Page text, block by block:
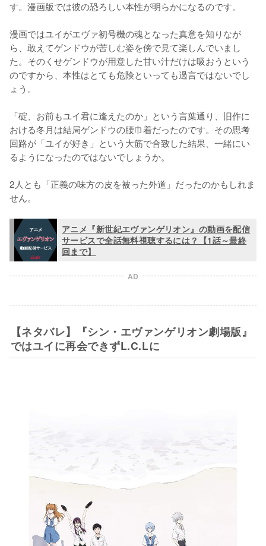
す。漫画版では彼の恐ろしい本性が明らかになるのです。
漫画ではユイがエヴァ初号機の魂となった真意を知りなが
ら、敢えてゲンドウが苦しむ姿を傍で見て楽しんでいまし
た。そのくせゲンドウが用意した甘い汁だけは吸おうという
のですから、本性はとても危険といっても過言ではないでし
ょう。
「碇、お前もユイ君に逢えたのか」という言葉通り、旧作に
おける冬月は結局ゲンドウの腰巾着だったのです。その思考
回路が「ユイが好き」という大筋で合致した結果、一緒にい
るようになったのではないでしょうか。
2人とも「正義の味方の皮を被った外道」だったのかもしれま
せん。
アニメ『新世紀エヴァンゲリオン』の動画を配信
サービスで全話無料視聴するには？【1話～最終
回まで】
AD
【ネタバレ】『シン・エヴァンゲリオン劇場版』
ではユイに再会できずL.C.Lに